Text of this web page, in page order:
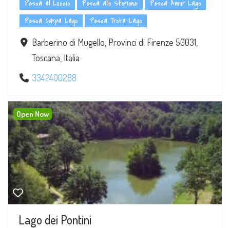
Pesca al Luccio Pesca allo Storione
Pesca Amur Lago
Pesca Carpa Lago
Pesca Trota Lago
Barberino di Mugello, Provinci di Firenze 50031,
Toscana, Italia
3342400288
Lago dei Pontini
Open Now